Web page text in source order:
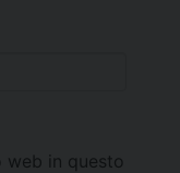
web in questo